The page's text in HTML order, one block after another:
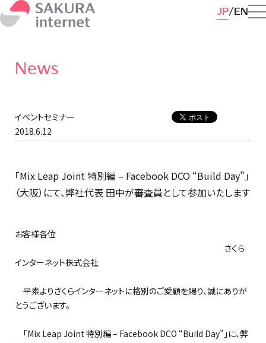
JP EN
News
イベントセミナー
2018.6.12
「Mix Leap Joint 特別編 – Facebook DCO “Build Day”」
（大阪）にて、弊社代表 田中が審査員として参加いたします
お客様各位
さくら
インターネット株式会社
平素よりさくらインターネットに格別のご愛顧を賜り、誠にありが
とうございます。
「Mix Leap Joint 特別編 – Facebook DCO “Build Day”」に、弊